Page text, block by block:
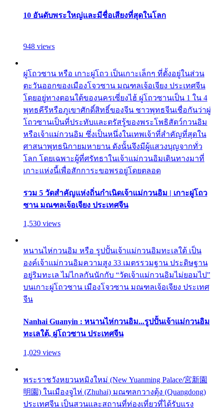
10 อันดับพระใหญ่และมีชื่อเสียงที่สุดในโลก
948 views
ผู่โถวซาน หรือ เกาะผู่โถว เป็นเกาะเล็กๆ ที่ตั้งอยู่ในส่วน
ตะวันออกของเมืองโจวซาน มณฑลเจ้อเจียง ประเทศจีน
โดยอยู่ทางตอนใต้ของนครเซี่ยงไฮ้ ผู่โถวซานเป็น 1 ใน 4
พุทธคีรีหรือภูเขาศักดิ์สิทธิ์ของจีน ชาวพุทธจีนเชื่อกันว่าผู่
โถวซานเป็นที่ประทับและตรัสรู้ของพระโพธิสัตว์กวนอิม
หรือเจ้าแม่กวนอิม ซึ่งเป็นหนึ่งในเทพเจ้าที่สำคัญที่สุดใน
ศาสนาพุทธนิกายมหายาน ดังนั้นจึงมีผู้แสวงบุญจากทั่ว
โลก โดยเฉพาะผู้ที่ศรัทธาในเจ้าแม่กวนอิมเดินทางมาที่
เกาะแห่งนี้เพื่อสักการะขอพรอยู่โดยตลอด
รวม 5 วัดสำคัญแห่งถิ่นกำเนิดเจ้าแม่กวนอิม | เกาะผู่โถว
ซาน มณฑลเจ้อเจียง ประเทศจีน
1,530 views
หนานไห่กวนอิม หรือ รูปปั้นเจ้าแม่กวนอิมทะเลใต้ เป็น
องค์เจ้าแม่กวนอิมความสูง 33 เมตรรวมฐาน ประดิษฐาน
อยู่ริมทะเล ไม่ไกลกันนักกับ “วัดเจ้าแม่กวนอิมไม่ยอมไป”
บนเกาะผู่โถวซาน เมืองโจวซาน มณฑลเจ้อเจียง ประเทศ
จีน
Nanhai Guanyin : หนานไห่กวนอิม...รูปปั้นเจ้าแม่กวนอิม
ทะเลใต้, ผู่โถวซาน ประเทศจีน
1,029 views
พระราชวังหยวนหมิงใหม่ (New Yuanming Palace/宮新園
明園) ในเมืองจูไห่ (Zhuhai) มณฑลกวางตุ้ง (Quangdong)
ประเทศจีน เป็นสวนและสถานที่ท่องเที่ยวที่ได้รับแรง